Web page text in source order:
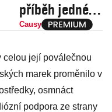
příběh jedné z
postav Oty
Jaroslava
Fraňka, hrdinu
z Nezabudic,
Causy
celou její poválečnou
marek proměnilo v
osmnáct
podpora ze strany